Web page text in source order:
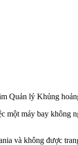
Quản lý Khủng
một máy bay không
và không được